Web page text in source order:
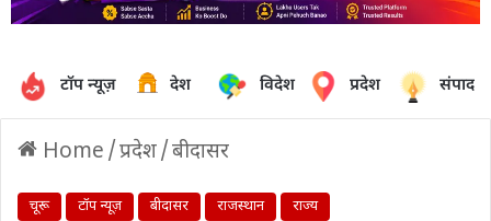
टॉप न्यूज़ देश विदेश प्रदेश
Home /प्रदेश/बीदासर
चूरू टॉप न्यूज़ बीदासर राजस्थान राज्य